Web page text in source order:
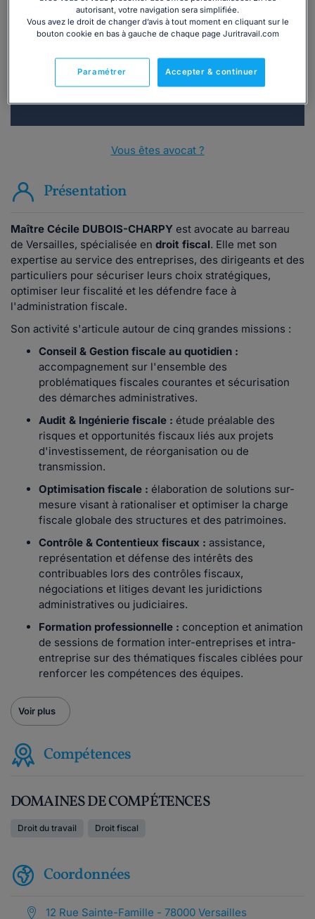
téléphone ?
Vous êtes avocat ?
Présentation
Maître Cécile DUBOIS-CHARPY est avocate au barreau
de Versailles, spécialisée en droit fiscal. Elle met son
expertise au service des entreprises, des dirigeants et des
particuliers pour sécuriser leurs choix stratégiques,
optimiser leur fiscalité et les défendre face à
l'administration fiscale.
Son activité s'articule autour de cinq grandes missions :
Conseil & Gestion fiscale au quotidien :
accompagnement sur l'ensemble des
problématiques fiscales courantes et sécurisation
des démarches administratives.
Audit & Ingénierie fiscale : étude préalable des
risques et opportunités fiscaux liés aux projets
d'investissement, de réorganisation ou de
transmission.
Optimisation fiscale : élaboration de solutions sur-
mesure visant à rationaliser et optimiser la charge
fiscale globale des structures et des patrimoines.
Contrôle & Contentieux fiscaux : assistance,
représentation et défense des intérêts des
contribuables lors des contrôles fiscaux,
négociations et litiges devant les juridictions
administratives ou judiciaires.
Formation professionnelle : conception et animation
de sessions de formation inter-entreprises et intra-
entreprise sur des thématiques fiscales ciblées pour
renforcer les compétences des équipes.
Voir plus
Compétences
DOMAINES DE COMPÉTENCES
Droit du travail Droit fiscal
Coordonnées
12 Rue Sainte-Famille - 78000 Versailles
autorisant, votre navigation sera simplifiée.
Vous avez le droit de changer d’avis à tout moment en cliquant sur le
bouton cookie en bas à gauche de chaque page Juritravail.com
Accepter & continuer
Paramétrer